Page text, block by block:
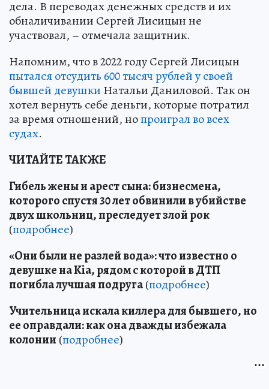
дела. В переводах денежных средств и их
обналичивании Сергей Лисицын не
участвовал, – отмечала защитник.
Напомним, что в 2022 году Сергей Лисицын
пытался отсудить 600 тысяч рублей у своей
бывшей девушки Натальи Даниловой. Так он
хотел вернуть себе деньги, которые потратил
за время отношений, нопроиграл во всех
судах.
ЧИТАЙТЕ ТАКЖЕ
Гибель жены и арест сына: бизнесмена,
которого спустя 30 лет обвинили в убийстве
двух школьниц, преследует злой рок
(подробнее)
«Они были не разлей вода»: что известно о
девушке на Kia, рядом с которой в ДТП
погибла лучшая подруга(подробнее)
Учительница искала киллера для бывшего, но
ее оправдали: как она дважды избежала
колонии (подробнее)